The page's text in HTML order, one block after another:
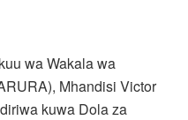
wa Wakala wa
Mhandisi Victor
kuwa Dola za